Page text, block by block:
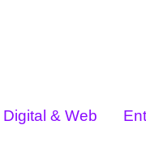
Digital & Web